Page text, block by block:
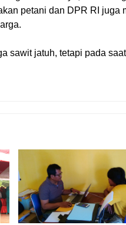
petani dan DPR RI juga
sawit jatuh, tetapi pada